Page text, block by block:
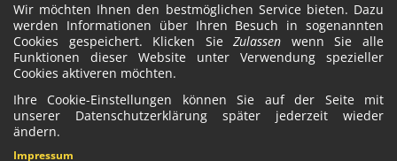
Wir möchten Ihnen den bestmöglichen Service bieten. Dazu
werden Informationen über Ihren Besuch in sogenannten
Cookies gespeichert. Klicken SieZulassen wenn Sie alle
Funktionen dieser Website unter Verwendung spezieller
Cookies aktiveren möchten.
Ihre Cookie-Einstellungen können Sie auf der Seite mit
unserer Datenschutzerklärung später jederzeit wieder
ändern.
Impressum